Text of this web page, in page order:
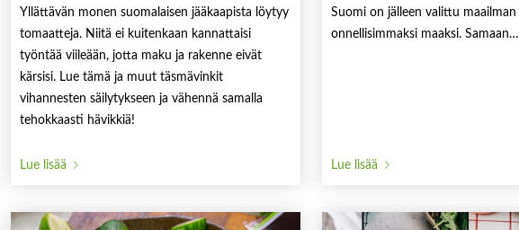
Yllättävän monen suomalaisen jääkaapista löytyy
tomaatteja. Niitä ei kuitenkaan kannattaisi
työntää viileään, jotta maku ja rakenne eivät
kärsisi. Lue tämä ja muut täsmävinkit
vihannesten säilytykseen ja vähennä samalla
tehokkaasti hävikkiä!
Lue lisää
Suomi on jälleen valittu maailman
onnellisimmaksi maaksi. Samaan…
Lue lisää